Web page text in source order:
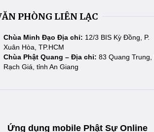
PHÒNG LIÊN LẠC
Chùa Minh Đạo Địa chỉ: 12/3 BIS Kỳ Đồng, P.
Xuân Hòa, TP.HCM
Chùa Phật Quang – Địa chỉ: 83 Quang Trung,
Rạch Giá, tỉnh An Giang
Ứng dụng mobile Phật Sự Online